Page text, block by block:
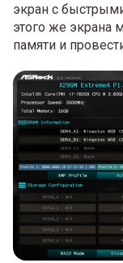
экран с
этого же экрана
памяти и